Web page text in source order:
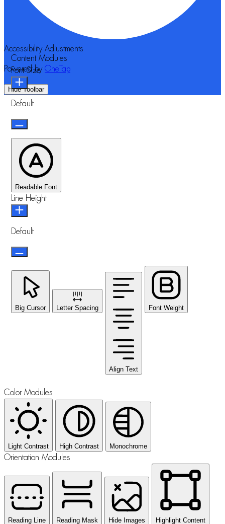
Accessibility Adjustments
Powered by OneTap
Hide Toolbar
Content Modules
Font Size
Default
Readable Font
Line Height
Default
Big Cursor Letter Spacing
Align Text
Font Weight
Color Modules
Light Contrast High Contrast Monochrome
Orientation Modules
Reading Line Reading Mask Hide Images Highlight Content